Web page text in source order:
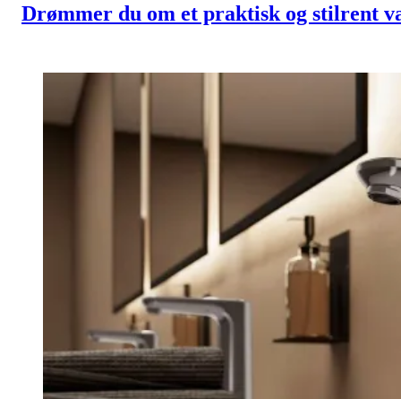
Drømmer du om et praktisk og stilrent